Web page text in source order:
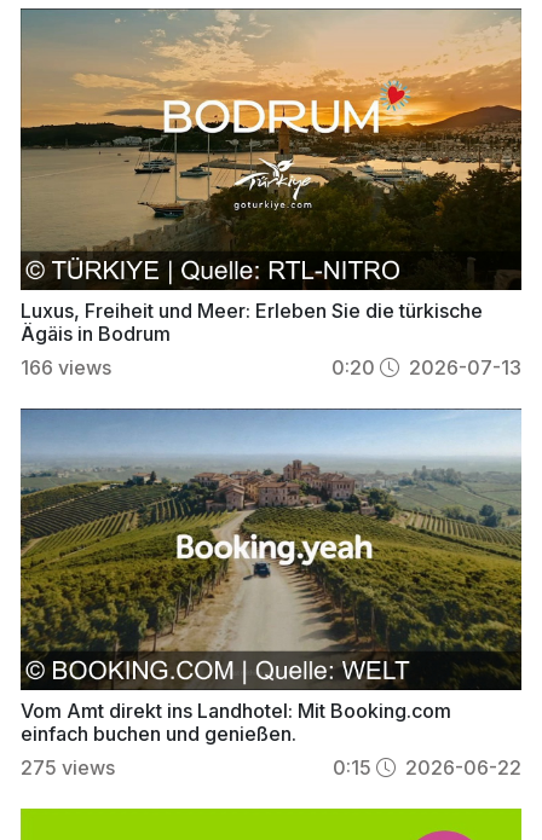
Luxus, Freiheit und Meer: Erleben Sie die türkische
Ägäis in Bodrum
166 views 0:20 2026-07-13
Vom Amt direkt ins Landhotel: Mit Booking.com
einfach buchen und genießen.
275 views 0:15 2026-06-22